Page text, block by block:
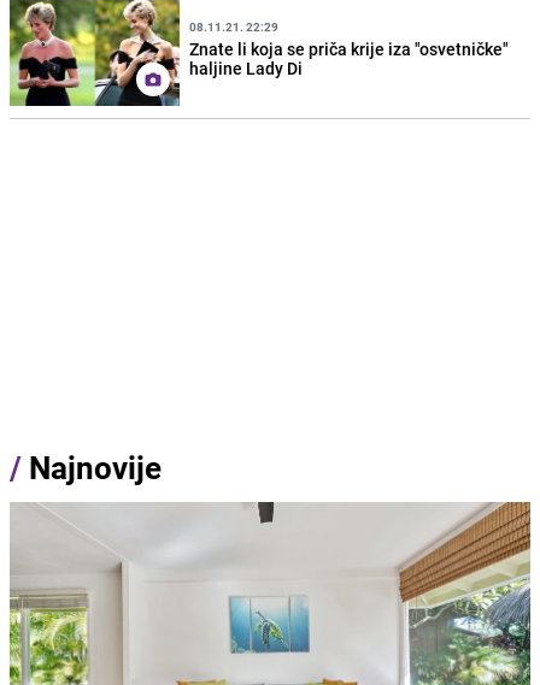
08.11.21. 22:29
Znate li koja se priča krije iza "osvetničke"
haljine Lady Di
/ Najnovije